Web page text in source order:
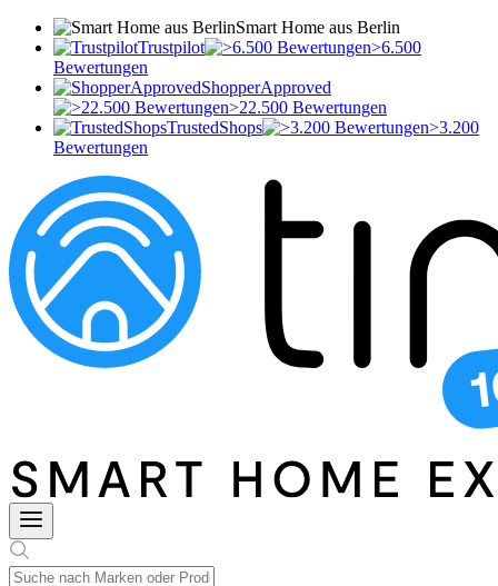
Smart Home aus Berlin
Trustpilot
>6.500
Bewertungen
ShopperApproved
>22.500 Bewertungen
TrustedShops
>3.200
Bewertungen